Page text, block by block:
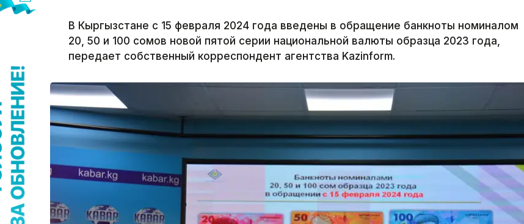
В Кыргызстане с 15 февраля 2024 года введены в обращение банкноты номиналом
20, 50 и 100 сомов новой пятой серии национальной валюты образца 2023 года,
передает собственный корреспондент агентства Kazinform.